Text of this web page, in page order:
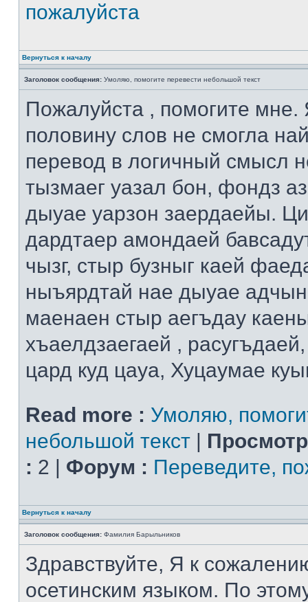
пожалуйста
Вернуться к началу
Заголовок сообщения: Умоляю, помогите перевести небольшой текст
Пожалуйста , помогите мне.
половину слов не смогла
перевод в логичный смысл
тызмаег уазал бон, фондз
дыуае уарзон заердаейы.
дардтаер амондаей
чызг, стыр бузныг каей
ныъярдтай нае дыуае
маенаен стыр аегъдау
хъаелдзаегаей ,
цард куд цауа, Хуцаумае
Read more : Умоляю,
небольшой текст |
: 2 | Форум : Переведите,
Вернуться к началу
Заголовок сообщения: Фамилия Барыльников
Здравствуйте, Я к
осетинским языком. По